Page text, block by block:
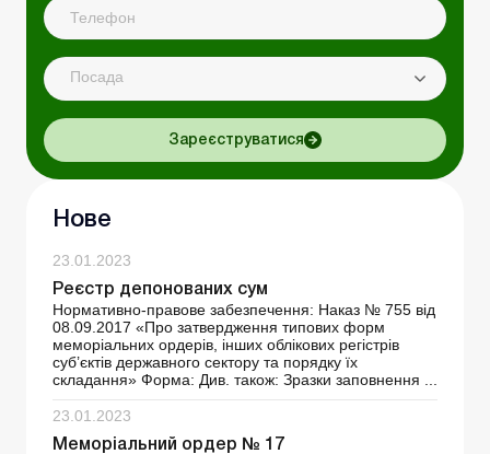
Посада
Зареєструватися
Нове
23.01.2023
Реєстр депонованих сум
Нормативно-правове забезпечення: Наказ № 755 від
08.09.2017 «Про затвердження типових форм
меморіальних ордерів, інших облікових регістрів
суб’єктів державного сектору та порядку їх
складання» Форма: Див. також: Зразки заповнення ...
23.01.2023
Меморіальний ордер № 17